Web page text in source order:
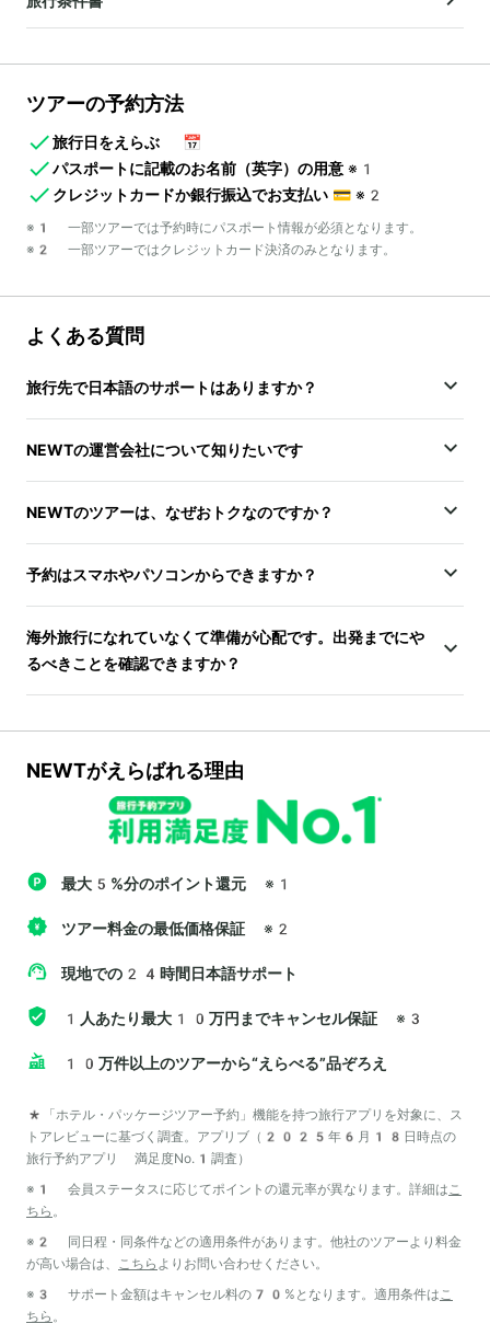
ツアーの予約方法
旅行日をえらぶ
📅
パスポートに記載のお名前（英字）の用意 ※1
クレジットカードか銀行振込でお支払い 💳 ※2
※1 一部ツアーでは予約時にパスポート情報が必須となります。
※2 一部ツアーではクレジットカード決済のみとなります。
よくある質問
旅行先で日本語のサポートはありますか？
NEWTの運営会社について知りたいです
NEWTのツアーは、なぜおトクなのですか？
予約はスマホやパソコンからできますか？
海外旅行になれていなくて準備が心配です。出発までにや
るべきことを確認できますか？
NEWTがえらばれる理由
最大5%分のポイント還元 ※1
ツアー料金の最低価格保証 ※2
現地での24時間日本語サポート
1人あたり最大10万円までキャンセル保証 ※3
10万件以上のツアーから“えらべる”品ぞろえ
*「ホテル・パッケージツアー予約」機能を持つ旅行アプリを対象に、ス
トアレビューに基づく調査。アプリブ（2025年6月18日時点の
旅行予約アプリ 満足度No.1調査）
※1 会員ステータスに応じてポイントの還元率が異なります。詳細は こ
ちら 。
※2 同日程・同条件などの適用条件があります。他社のツアーより料金
が高い場合は、
こちら よりお問い合わせください。
※3 サポート金額はキャンセル料の70%となります。適用条件は こ
ちら 。